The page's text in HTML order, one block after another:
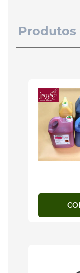
Produtos